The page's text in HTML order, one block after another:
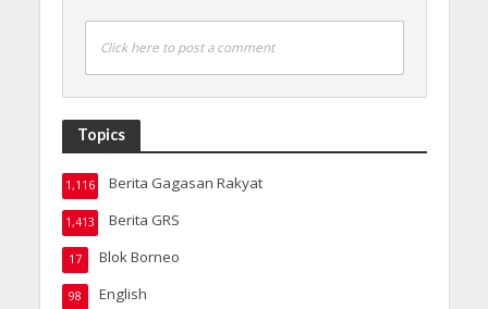
Click here to post a comment
Topics
Berita Gagasan Rakyat
1,116
Berita GRS
1,413
Blok Borneo
17
English
98